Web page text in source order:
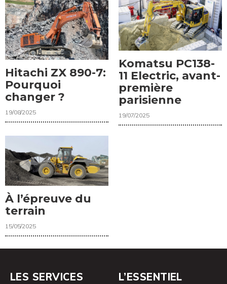
Hitachi ZX 890-7:
Pourquoi
changer ?
19/08/2025
Komatsu PC138-
11 Electric, avant-
première
parisienne
19/07/2025
À l’épreuve du
terrain
15/05/2025
LES SERVICES L’ESSENTIEL